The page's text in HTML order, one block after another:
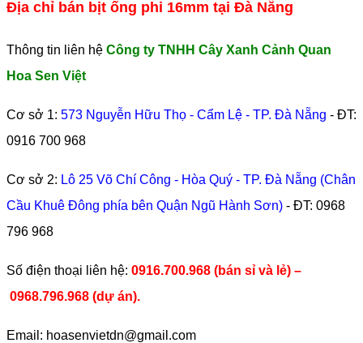
Địa chỉ bán bịt ống phi 16mm tại Đà Nẵng
Thông tin liên hệ Công ty TNHH Cây Xanh Cảnh Quan
Hoa Sen Việt
Cơ sở 1: 573 Nguyễn Hữu Thọ - Cẩm Lệ - TP. Đà Nẵng - ĐT:
0916 700 968
Cơ sở 2: Lô 25 Võ Chí Công - Hòa Quý - TP. Đà Nẵng (Chân
Cầu Khuê Đông phía bên Quận Ngũ Hành Sơn) - ĐT: 0968
796 968
​Số điện thoại liên hệ: 0916.700.968 (bán sỉ và lẻ) –
0968.796.968 (dự án).
Email: hoasenvietdn@gmail.com